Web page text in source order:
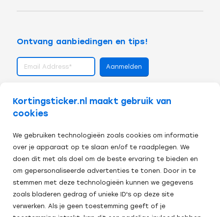
Kortingsticker.nl maakt gebruik van
cookies
We gebruiken technologieën zoals cookies om informatie
over je apparaat op te slaan en/of te raadplegen. We
doen dit met als doel om de beste ervaring te bieden en
om gepersonaliseerde advertenties te tonen. Door in te
stemmen met deze technologieën kunnen we gegevens
zoals bladeren gedrag of unieke ID's op deze site
verwerken. Als je geen toestemming geeft of je
Ontvang aanbiedingen en tips!